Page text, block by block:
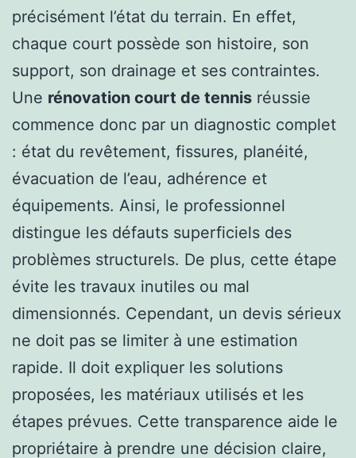
précisément l’état du terrain. En effet,
chaque court possède son histoire, son
support, son drainage et ses contraintes.
Une rénovation court de tennis réussie
commence donc par un diagnostic complet
: état du revêtement, fissures, planéité,
évacuation de l’eau, adhérence et
équipements. Ainsi, le professionnel
distingue les défauts superficiels des
problèmes structurels. De plus, cette étape
évite les travaux inutiles ou mal
dimensionnés. Cependant, un devis sérieux
ne doit pas se limiter à une estimation
rapide. Il doit expliquer les solutions
proposées, les matériaux utilisés et les
étapes prévues. Cette transparence aide le
propriétaire à prendre une décision claire,